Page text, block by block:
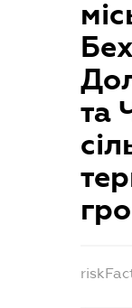
та